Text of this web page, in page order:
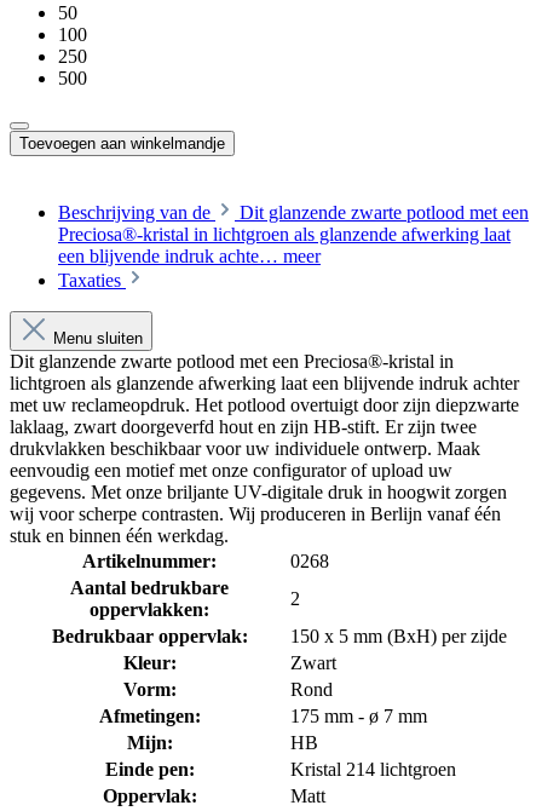
50
100
250
500
Toevoegen aan winkelmandje
Beschrijving van de
Dit glanzende zwarte potlood met een
Preciosa®-kristal in lichtgroen als glanzende afwerking laat
een blijvende indruk achte… meer
Taxaties
Menu sluiten
Dit glanzende zwarte potlood met een Preciosa®-kristal in
lichtgroen als glanzende afwerking laat een blijvende indruk achter
met uw reclameopdruk. Het potlood overtuigt door zijn diepzwarte
laklaag, zwart doorgeverfd hout en zijn HB-stift. Er zijn twee
drukvlakken beschikbaar voor uw individuele ontwerp. Maak
eenvoudig een motief met onze configurator of upload uw
gegevens. Met onze briljante UV-digitale druk in hoogwit zorgen
wij voor scherpe contrasten. Wij produceren in Berlijn vanaf één
stuk en binnen één werkdag.
Artikelnummer:
0268
Aantal bedrukbare
oppervlakken:
2
Bedrukbaar oppervlak:
150 x 5 mm (BxH) per zijde
Kleur:
Zwart
Vorm:
Rond
Afmetingen:
175 mm - ø 7 mm
Mijn:
HB
Einde pen:
Kristal 214 lichtgroen
Oppervlak:
Matt